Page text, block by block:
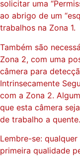
solicitar uma
ao abrigo de um
trabalhos na Zona 1.
Também são
Zona 2, com uma
câmera para
Intrinsecamente
com a Zona 2.
que esta câmera
de trabalho a quente.
Lembre-se:
primeira qualidade